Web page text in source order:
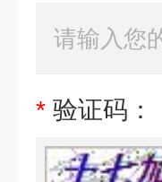
* 验证码：